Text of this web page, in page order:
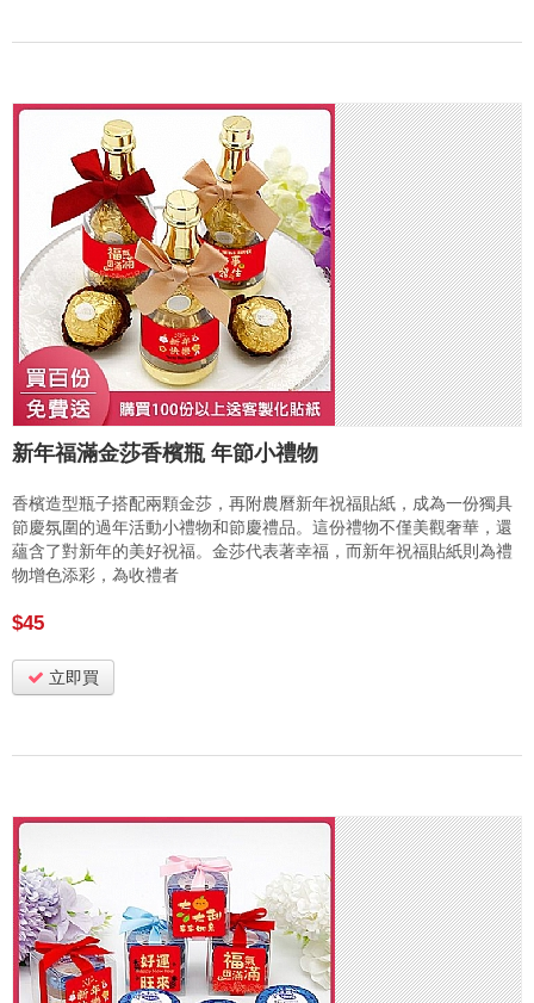
新年福滿金莎香檳瓶 年節小禮物
香檳造型瓶子搭配兩顆金莎，再附農曆新年祝福貼紙，成為一份獨具
節慶氛圍的過年活動小禮物和節慶禮品。這份禮物不僅美觀奢華，還
蘊含了對新年的美好祝福。金莎代表著幸福，而新年祝福貼紙則為禮
物增色添彩，為收禮者
$45
立即買